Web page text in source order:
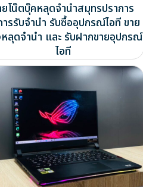
ยโน๊ตบุ๊คหลุดจำนำสมุทรปราการ
รรับจำนำ รับซื้ออุปกรณ์ไอที ขาย
ลุดจำนำ และ รับฝากขายอุปกรณ์
ไอที